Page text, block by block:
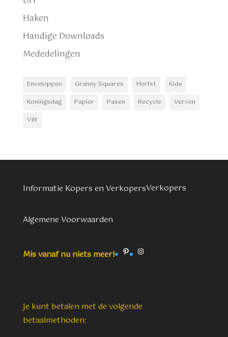
Haken
Handige Downloads
Mededelingen
Enveloppen Granny Squares Herfst
Kids
Koningsdag
Papier Pasen Recycle
Verven
Vilt
Informatie Kopers en VerkopersVerkopers
Algemene Voorwaarden
Mis vanaf nu niets meer! PinterestInstagram
Je kunt betalen met de volgende
betaalmethoden: